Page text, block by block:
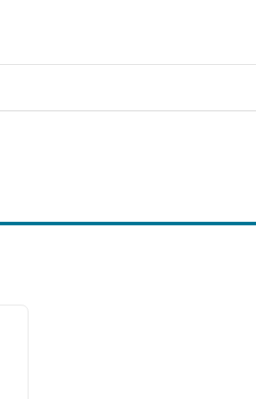
nästa bild